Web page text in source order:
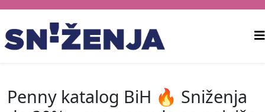
Penny katalog BiH 🔥 Sniženja